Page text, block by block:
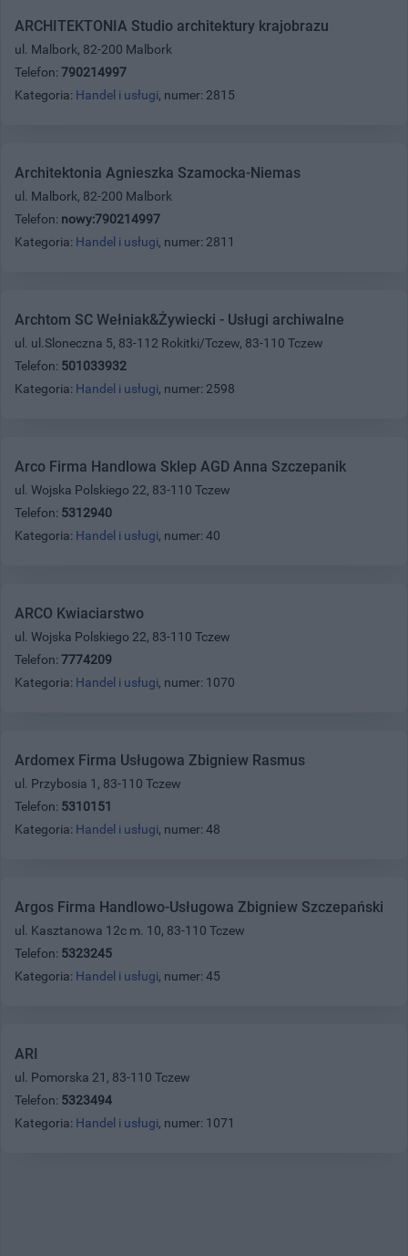
ARCHITEKTONIA Studio architektury krajobrazu
ul. Malbork, 82-200 Malbork
Telefon: 790214997
Kategoria: Handel i usługi, numer: 2815
Architektonia Agnieszka Szamocka-Niemas
ul. Malbork, 82-200 Malbork
Telefon: nowy:790214997
Kategoria: Handel i usługi, numer: 2811
Archtom SC Wełniak&Żywiecki - Usługi archiwalne
ul. ul.Sloneczna 5, 83-112 Rokitki/Tczew, 83-110 Tczew
Telefon: 501033932
Kategoria: Handel i usługi, numer: 2598
Arco Firma Handlowa Sklep AGD Anna Szczepanik
ul. Wojska Polskiego 22, 83-110 Tczew
Telefon: 5312940
Kategoria: Handel i usługi, numer: 40
ARCO Kwiaciarstwo
ul. Wojska Polskiego 22, 83-110 Tczew
Telefon: 7774209
Kategoria: Handel i usługi, numer: 1070
Ardomex Firma Usługowa Zbigniew Rasmus
ul. Przybosia 1, 83-110 Tczew
Telefon: 5310151
Kategoria: Handel i usługi, numer: 48
Argos Firma Handlowo-Usługowa Zbigniew Szczepański
ul. Kasztanowa 12c m. 10, 83-110 Tczew
Telefon: 5323245
Kategoria: Handel i usługi, numer: 45
ARI
ul. Pomorska 21, 83-110 Tczew
Telefon: 5323494
Kategoria: Handel i usługi, numer: 1071